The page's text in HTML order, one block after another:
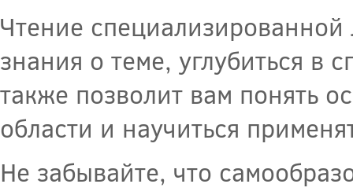
Чтение
знания о теме, углубиться в
также позволит вам понять
области и научиться
Не забывайте, что